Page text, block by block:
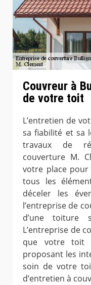
Couvreur à
de votre toit
L’entretien de
sa fiabilité et sa
travaux de
couverture M.
votre place
tous les
déceler les
l’entreprise de
d’une toiture
L’entreprise de
que votre toit
proposant les
soin de votre
d’entretien à